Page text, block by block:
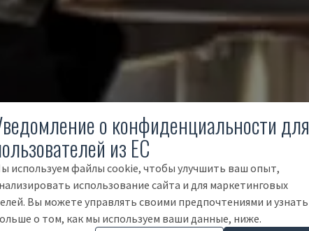
о конфиденциальности для
из ЕС
используем файлы cookie, чтобы улучшить ваш опыт,
использование сайта и для маркетинговых
Вы можете управлять своими предпочтениями и узнать
о том, как мы используем ваши данные, ниже.